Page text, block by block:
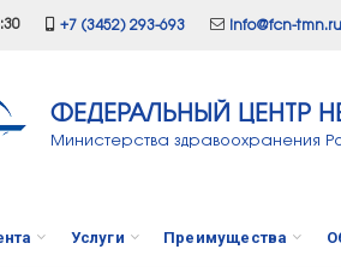
+7 (3452) 293-693 info@fcn-tmn.ru
ФЕДЕРАЛЬНЫЙ ЦЕНТР
Министерства здравоохранения
Услуги Преимущества